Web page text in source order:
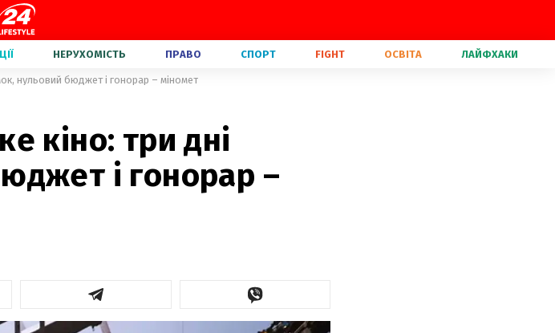
НЕРУХОМІСТЬ ПРАВО СПОРТ FIGHT ОСВІТА ЛАЙФХАКИ
нульовий бюджет і гонорар – міномет
кіно: три дні
і гонорар –